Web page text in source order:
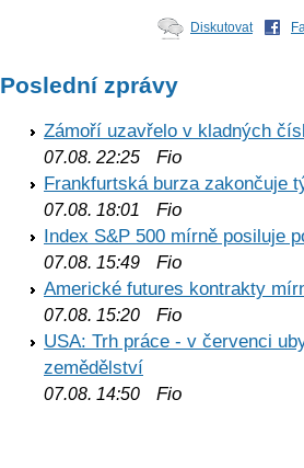
Diskutovat
Poslední zprávy
Zámoří uzavřelo v kladných
07.08. 22:25 Fio
Frankfurtská burza zakončuje
07.08. 18:01
Fio
Index S&P 500 mírně posiluje
07.08. 15:49 Fio
Americké futures kontrakty
07.08. 15:20 Fio
USA: Trh práce - v červenci
zemědělství
07.08. 14:50 Fio